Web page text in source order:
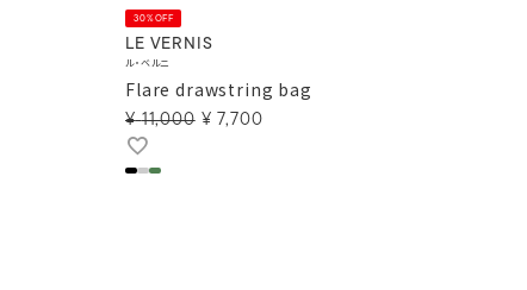
30%OFF
LE VERNIS
ル・ベルニ
Flare drawstring bag
¥ 11,000 ¥ 7,700